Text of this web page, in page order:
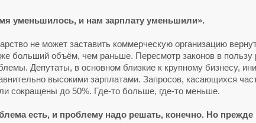
уменьшилось, и нам зарплату уменьшили».
не может заставить коммерческую организацию
больший объём, чем раньше. Пересмотр законов в пользу
Депутаты, в основном близкие к крупному бизнесу,
высокими зарплатами. Запросов, касающихся
сокращены до 50%. Где-то больше, где-то меньше.
есть, и проблему надо решать, конечно. Но прежде